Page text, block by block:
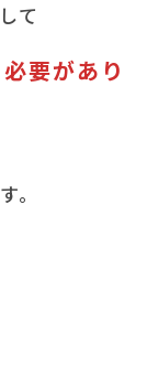
て
要があり
。